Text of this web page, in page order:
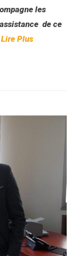
les
de ce
Lire Plus